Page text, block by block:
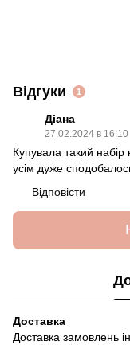
Відгуки 1
Діана
27.02.2024 в 16:10
Купувала такий
усім дуже
Відповісти
Доставка
Доставка замовлень